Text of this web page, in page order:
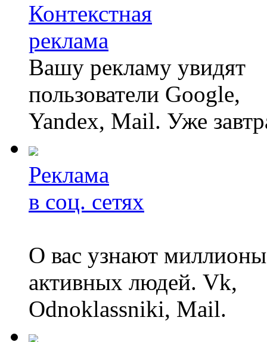
Контекстная
реклама
Вашу рекламу увидят
пользователи Google,
Yandex, Mail. Уже
Реклама
в соц. сетях
О вас узнают миллионы
активных людей. Vk,
Odnoklassniki, Mail.